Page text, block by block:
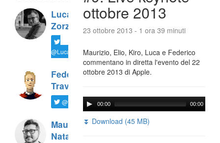
Luca
Zorzi
@LucaTNT
Federico
Travaini
@ftrava
Maurizio
Natali
ottobre 2013
23 ottobre 2013 - 1 ora 39 minuti
Maurizio, Elio, Kiro, Luca e Federico
commentano in diretta l'evento del 22
ottobre 2013 di Apple.
00:00 00:00
⏬ Download (45 MB)